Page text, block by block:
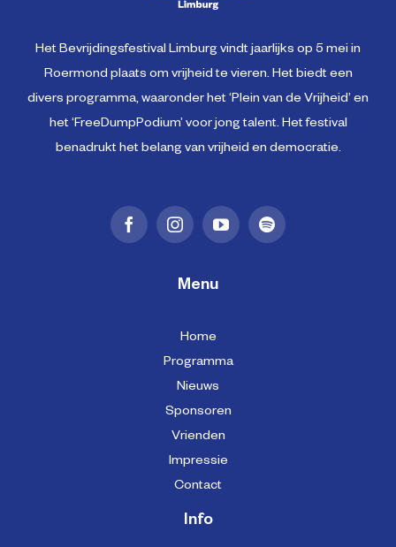
Het Bevrijdingsfestival Limburg vindt jaarlijks op 5 mei in
Roermond plaats om vrijheid te vieren. Het biedt een
divers programma, waaronder het ‘Plein van de Vrijheid’ en
het ‘FreeDumpPodium’ voor jong talent. Het festival
benadrukt het belang van vrijheid en democratie.
Menu
Home
Programma
Nieuws
Sponsoren
Vrienden
Impressie
Contact
Info